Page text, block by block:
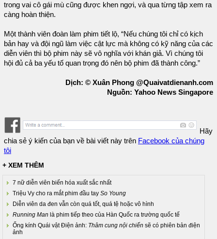
trong vai cô gái mù cũng được khen ngợi, và qua từng tập xem ra
càng hoàn thiện.
Một thành viên đoàn làm phim tiết lộ, “Nếu chúng tôi chỉ có kịch
bản hay và đội ngũ làm việc cật lực mà không có kỹ năng của các
diễn viên thì bộ phim này sẽ vô nghĩa với khán giả. Vì chúng tôi
hội đủ cả ba yếu tố quan trọng đó nên bộ phim đã thành công.”
Dịch: © Xuân Phong @Quaivatdienanh.com
Nguồn: Yahoo News Singapore
Hãy
chia sẻ ý kiến của bạn về bài viết này trên Facebook của chúng
tôi
+ XEM THÊM
7 nữ diễn viên biến hóa xuất sắc nhất
Triệu Vy cho ra mắt phim đầu tay So Young
Diễn viên da đen vẫn còn quá tốt, quá tệ hoặc vô hình
Running Man là phim tiếp theo của Hàn Quốc ra trường quốc tế
Ống kính Quái vật Điện ảnh: Thâm cung nội chiến sẽ có phiên bản điện
ảnh